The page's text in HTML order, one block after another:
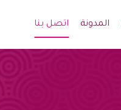
المدونة اتصل بنا